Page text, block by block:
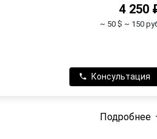
4 250
~ 50 $ ~ 150
Консультация
Подробнее